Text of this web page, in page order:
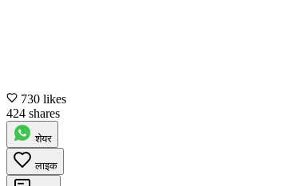
730 likes
424 shares
शेयर
लाइक